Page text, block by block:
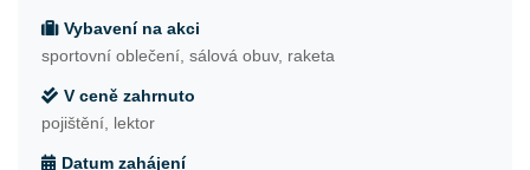
Vybavení na akci
sportovní oblečení, sálová obuv, raketa
V ceně zahrnuto
pojištění, lektor
Datum zahájení